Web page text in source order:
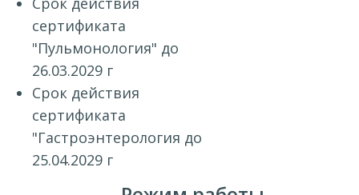
сертификата
"Пульмонология" до
26.03.2029 г
Срок действия
сертификата
"Гастроэнтерология до
25.04.2029 г